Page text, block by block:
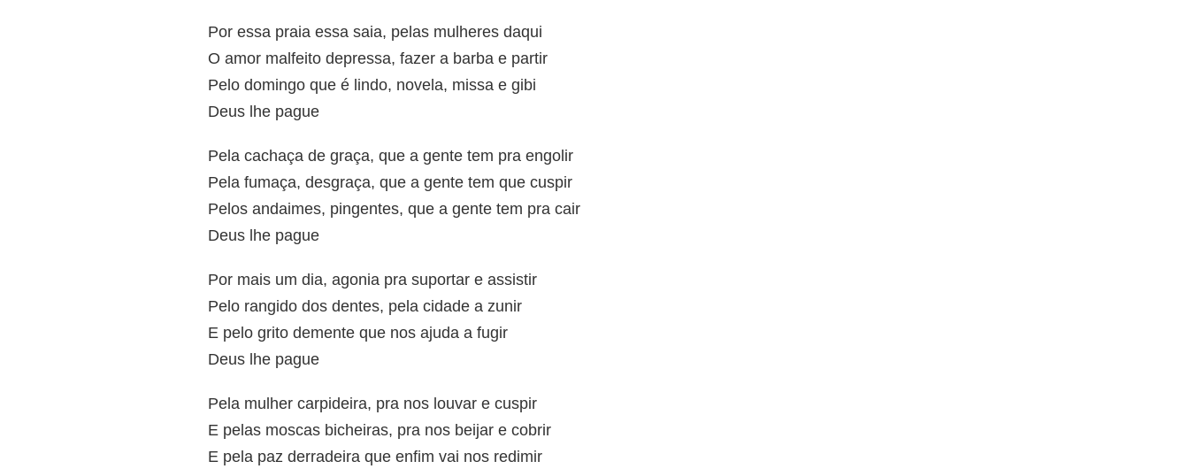
Por essa praia essa saia, pelas mulheres daqui
O amor malfeito depressa, fazer a barba e partir
Pelo domingo que é lindo, novela, missa e gibi
Deus lhe pague
Pela cachaça de graça, que a gente tem pra engolir
Pela fumaça, desgraça, que a gente tem que cuspir
Pelos andaimes, pingentes, que a gente tem pra cair
Deus lhe pague
Por mais um dia, agonia pra suportar e assistir
Pelo rangido dos dentes, pela cidade a zunir
E pelo grito demente que nos ajuda a fugir
Deus lhe pague
Pela mulher carpideira, pra nos louvar e cuspir
E pelas moscas bicheiras, pra nos beijar e cobrir
E pela paz derradeira que enfim vai nos redimir